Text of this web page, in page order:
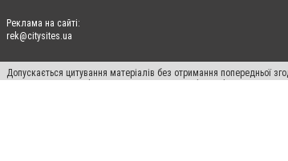
Реклама на сайті:
rek@citysites.ua
Допускається цитування матеріалів без отримання попередньої
пошукових систем гіперпосилання на цитовані статті не нижче